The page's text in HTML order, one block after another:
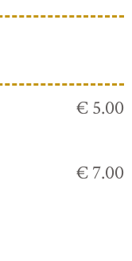
€ 5.00
€ 7.00